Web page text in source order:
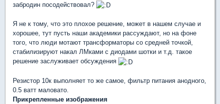
забродин посодействовал?
Я не к тому, что это плохое решение, может в нашем случае и
хорошее, тут пусть наши академики рассуждают, но на фоне
того, что люди мотают трансформаторы со средней точкой,
стабилизируют накал ЛМками с диодами шотки и т.д. такое
решение заслуживает обсуждения
Резистор 10к выполняет то же самое, фильтр питания анодного,
0.5 ватт маловато.
Прикрепленные изображения